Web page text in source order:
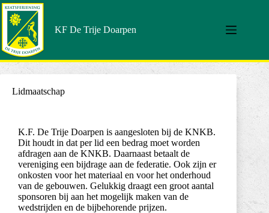
KF De Trije Doarpen
Lidmaatschap
K.F. De Trije Doarpen is aangesloten bij de KNKB.
Dit houdt in dat per lid een bedrag moet worden
afdragen aan de KNKB. Daarnaast betaalt de
vereniging een bijdrage aan de federatie. Ook zijn er
onkosten voor het materiaal en voor het onderhoud
van de gebouwen. Gelukkig draagt een groot aantal
sponsoren bij aan het mogelijk maken van de
wedstrijden en de bijbehorende prijzen.